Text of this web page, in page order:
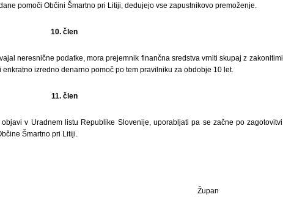
pomoči Občini Šmartno pri Litiji, dedujejo vse zapustnikovo premoženje.
10. člen
neresnične podatke, mora prejemnik finančna sredstva vrniti skupaj z zakonitimi
izredno denarno pomoč po tem pravilniku za obdobje 10 let.
11. člen
v Uradnem listu Republike Slovenije, uporabljati pa se začne po zagotovitvi
Šmartno pri Litiji.
Župan